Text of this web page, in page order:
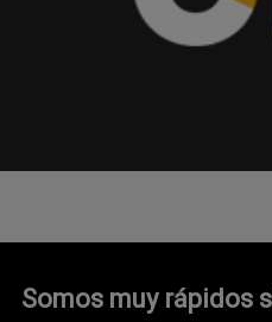
Somos muy rápidos